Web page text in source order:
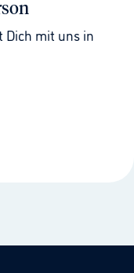
Dich mit uns in